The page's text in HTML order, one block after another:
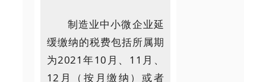
制造业中小微企业延
缓缴纳的税费包括所属期
为2021年10月、11月、
12月（按月缴纳）或者